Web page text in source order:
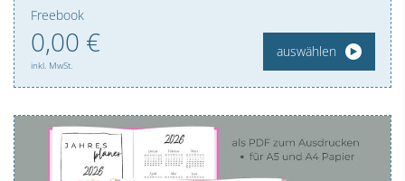
Freebook
0,00 €
inkl. MwSt.
auswählen